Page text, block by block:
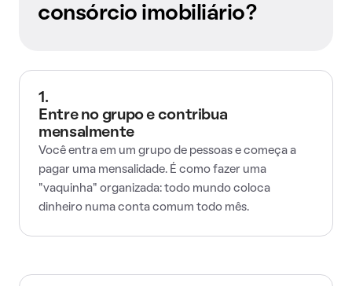
consórcio imobiliário?
1.
Entre no grupo e contribua
mensalmente
Você entra em um grupo de pessoas e começa a
pagar uma mensalidade. É como fazer uma
"vaquinha" organizada: todo mundo coloca
dinheiro numa conta comum todo mês.